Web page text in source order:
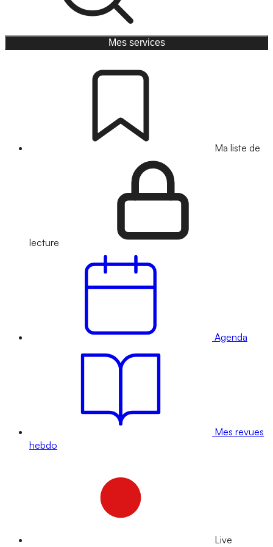
Mes services
Ma liste de
lecture
Agenda
Mes revues
hebdo
Live